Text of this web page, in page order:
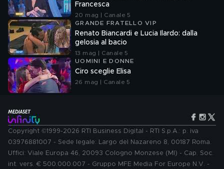
Francesca
20 mag | Canale 5
GRANDE FRATELLO VIP
Renato Biancardi e Lucia Ilardo: dalla
gelosia al bacio
13 mag | Canale 5
UOMINI E DONNE
Ciro sceglie Elisa
26 mag | Canale 5
Copyright ©1999-2026 RTI Business Digital - RTI S.p.A.: p. iva
03976881007 - Sede legale: Largo del Nazareno 8, 00187 Roma.
Uffici: Viale Europa 46, 20093 Cologno Monzese (MI) - Cap. Soc.
int. vers. € 500.000.007 - Gruppo MFE Media For Europe N.V. -